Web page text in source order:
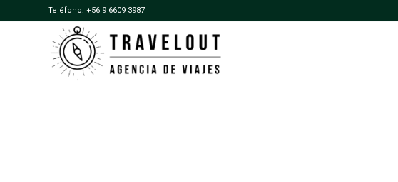
Teléfono: +56 9 6609 3987